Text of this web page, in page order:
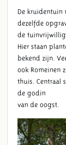
De kruidentuin
dezelfde
de
Hier staan
bekend zijn.
ook Romeinen
thuis. Centraal
de godin
van de oogst.